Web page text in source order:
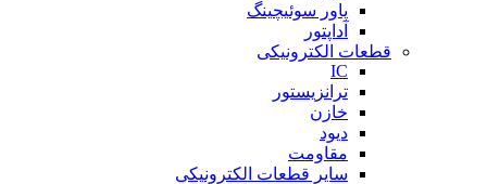
پاور سوئیچینگ
آداپتور
قطعات الکترونیکی
IC
ترانزیستور
خازن
دیود
مقاومت
سایر قطعات الکترونیکی